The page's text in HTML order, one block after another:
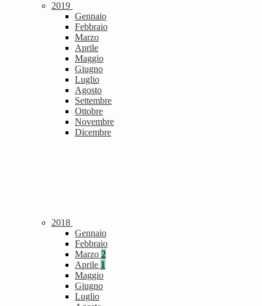
2019
Gennaio
Febbraio
Marzo
Aprile
Maggio
Giugno
Luglio
Agosto
Settembre
Ottobre
Novembre
Dicembre
2018
Gennaio
Febbraio
Marzo 2
Aprile 1
Maggio
Giugno
Luglio